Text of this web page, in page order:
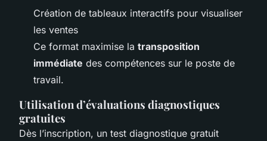
Création de tableaux interactifs pour visualiser
les ventes
Ce format maximise la transposition
immédiate des compétences sur le poste de
travail.
Utilisation d’évaluations diagnostiques
gratuites
Dès l’inscription, un test diagnostique gratuit